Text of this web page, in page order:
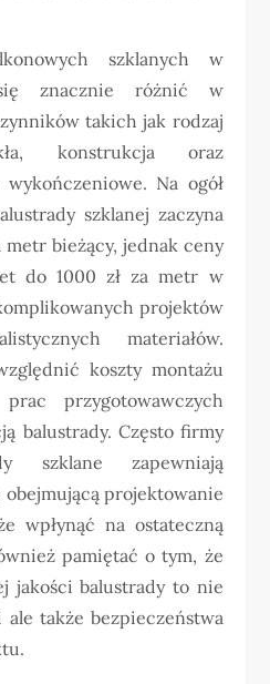
szklanych w
znacznie różnić w
takich jak rodzaj
konstrukcja oraz
Na ogół
szklanej zaczyna
metr bieżący, jednak ceny
do 1000 zł za metr w
projektów
materiałów.
koszty montażu
przygotowawczych
balustrady. Często firmy
szklane zapewniają
obejmującą projektowanie
wpłynąć na ostateczną
pamiętać o tym, że
jakości balustrady to nie
także bezpieczeństwa